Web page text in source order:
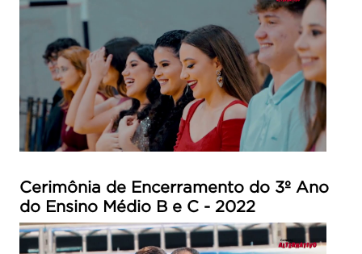
Cerimônia de Encerramento do 3º Ano
do Ensino Médio B e C - 2022